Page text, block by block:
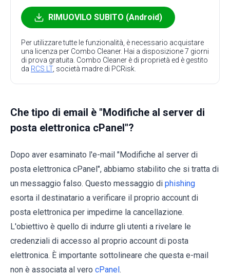
RIMUOVILO SUBITO (Android)
Per utilizzare tutte le funzionalità, è necessario acquistare
una licenza per Combo Cleaner. Hai a disposizione 7 giorni
di prova gratuita. Combo Cleaner è di proprietà ed è gestito
da RCS LT, società madre di PCRisk.
Che tipo di email è "Modifiche al server di
posta elettronica cPanel"?
Dopo aver esaminato l'e-mail "Modifiche al server di
posta elettronica cPanel", abbiamo stabilito che si tratta di
un messaggio falso. Questo messaggio di phishing
esorta il destinatario a verificare il proprio account di
posta elettronica per impedirne la cancellazione.
L'obiettivo è quello di indurre gli utenti a rivelare le
credenziali di accesso al proprio account di posta
elettronica. È importante sottolineare che questa e-mail
non è associata al vero cPanel.